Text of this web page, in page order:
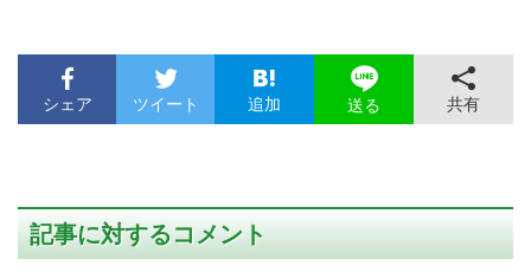
シェア ツイート 追加 送る 共有
記事に対するコメント